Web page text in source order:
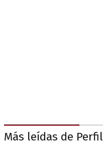
Más leídas de Perfil